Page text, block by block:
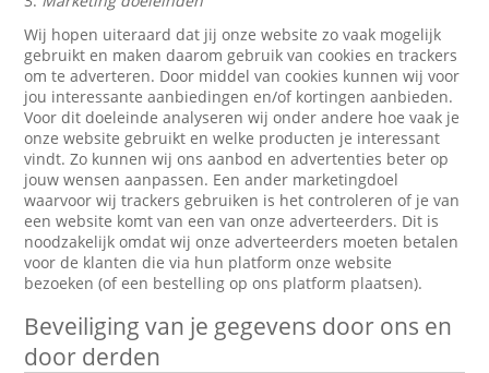
Wij hopen uiteraard dat jij onze website zo vaak mogelijk
gebruikt en maken daarom gebruik van cookies en trackers
om te adverteren. Door middel van cookies kunnen wij voor
jou interessante aanbiedingen en/of kortingen aanbieden.
Voor dit doeleinde analyseren wij onder andere hoe vaak je
onze website gebruikt en welke producten je interessant
vindt. Zo kunnen wij ons aanbod en advertenties beter op
jouw wensen aanpassen. Een ander marketingdoel
waarvoor wij trackers gebruiken is het controleren of je van
een website komt van een van onze adverteerders. Dit is
noodzakelijk omdat wij onze adverteerders moeten betalen
voor de klanten die via hun platform onze website
bezoeken (of een bestelling op ons platform plaatsen).
Beveiliging van je gegevens door ons en
door derden